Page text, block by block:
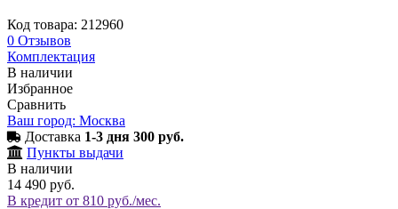
Код товара: 212960
0 Отзывов
Комплектация
В наличии
Избранное
Сравнить
Ваш город: Москва
Доставка 1-3 дня 300 руб.
Пункты выдачи
В наличии
14 490 руб.
В кредит от 810 руб./мес.